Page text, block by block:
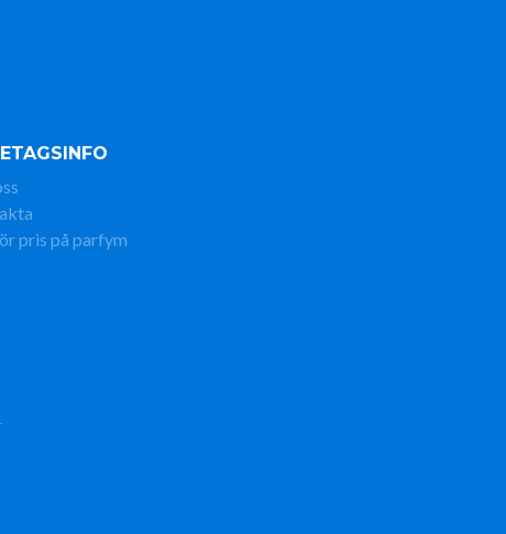
pris på parfym